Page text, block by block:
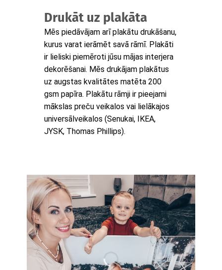
Drukāt uz plakāta
Mēs piedāvājam arī plakātu drukāšanu,
kurus varat ierāmēt savā rāmī. Plakāti
ir lieliski piemēroti jūsu mājas interjera
dekorēšanai. Mēs drukājam plakātus
uz augstas kvalitātes matēta 200
gsm papīra. Plakātu rāmji ir pieejami
mākslas preču veikalos vai lielākajos
universālveikalos (Senukai, IKEA,
JYSK, Thomas Phillips).